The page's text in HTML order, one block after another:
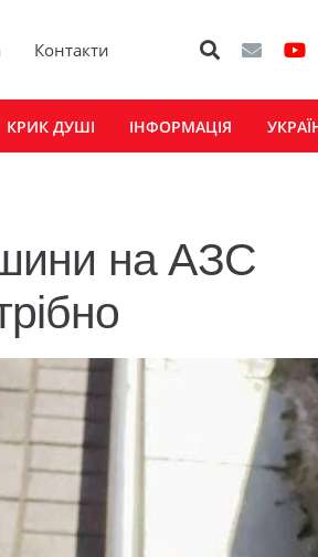
Контакти
КРИК ДУШІ ІНФОРМАЦІЯ
на АЗС